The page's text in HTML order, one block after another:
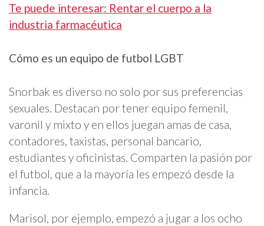
Te puede interesar: Rentar el cuerpo a la
industria farmacéutica
Cómo es un equipo de futbol LGBT
Snorbak es diverso no solo por sus preferencias
sexuales. Destacan por tener equipo femenil,
varonil y mixto y en ellos juegan amas de casa,
contadores, taxistas, personal bancario,
estudiantes y oficinistas. Comparten la pasión por
el futbol, que a la mayoría les empezó desde la
infancia.
Marisol, por ejemplo, empezó a jugar a los ocho